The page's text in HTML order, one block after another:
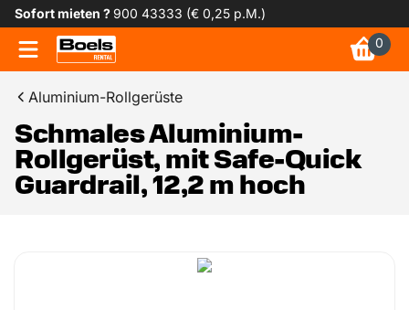
Sofort mieten ?900 43333 (€ 0,25 p.M.)
0
Aluminium-Rollgerüste
Schmales Aluminium-
Rollgerüst, mit Safe-Quick
Guardrail, 12,2 m hoch